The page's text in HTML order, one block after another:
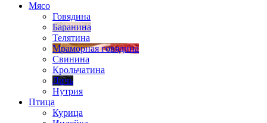
Мясо
Говядина
Баранина
Телятина
Мраморная говядина
Свинина
Крольчатина
Дичь
Нутрия
Птица
Курица